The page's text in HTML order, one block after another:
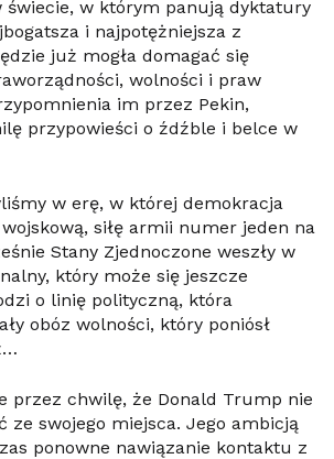
świecie, w którym panują dyktatury
i najpotężniejsza z
już mogła domagać się
wolności i praw
im przez Pekin,
przypowieści o źdźble i belce w
w erę, w której demokracja
siłę armii numer jeden na
Stany Zjednoczone weszły w
który może się jeszcze
o linię polityczną, która
obóz wolności, który poniósł
przez chwilę, że Donald Trump nie
ze swojego miejsca. Jego ambicją
ponowne nawiązanie kontaktu z